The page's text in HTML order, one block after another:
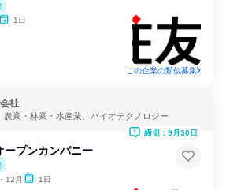
1日
この企業の類似募集
社
農業・林業・水産業、バイオテクノロジー
ープンカンパニー
12月 1日
締切：9月30日